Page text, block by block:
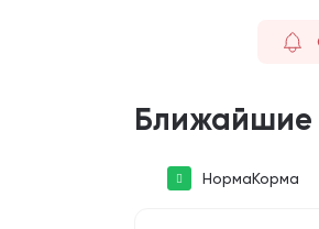
Ближайшие
НормаКорма